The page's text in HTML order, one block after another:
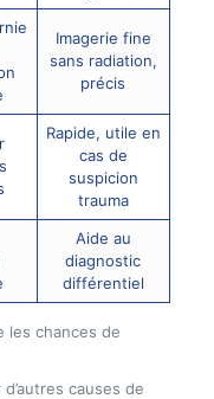
Imagerie fine
sans radiation,
précis
Rapide, utile en
cas de
suspicion
trauma
Aide au
diagnostic
différentiel
les chances de
causes de